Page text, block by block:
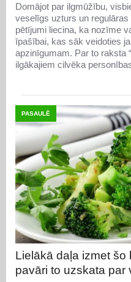
Domājot par ilgmūžību,
veselīgs uzturs un
pētījumi liecina, ka nozīme
īpašībai, kas sāk veidoties
apzinīgumam. Par to raksta
ilgākajiem cilvēka
PASAULĒ
Lielākā daļa izmet šo
pavāri to uzskata par